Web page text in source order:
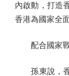
內啟動，打造
香港為國家全
配合國家戰
孫東說，香